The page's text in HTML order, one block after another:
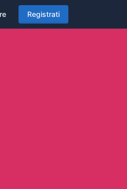
Registrati